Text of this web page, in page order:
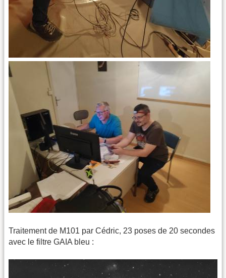
Traitement de M101 par Cédric, 23 poses de 20 secondes
avec le filtre GAIA bleu :